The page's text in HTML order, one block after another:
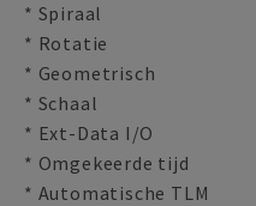
* Spiraal
* Rotatie
* Geometrisch
* Schaal
* Ext-Data I/O
* Omgekeerde tijd
* Automatische TLM